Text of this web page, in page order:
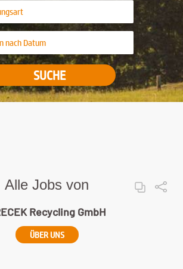
SUCHE
Alle Jobs von
Recycling GmbH
ÜBER UNS